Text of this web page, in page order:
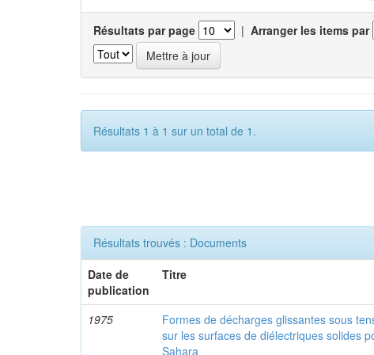
Résultats par page | Arranger les items par
Résultats 1 à 1 sur un total de 1.
Résultats trouvés : Documents
Date de
publication
Titre
1975
Formes de décharges glissantes sous
sur les surfaces de diélectriques solides
Sahara